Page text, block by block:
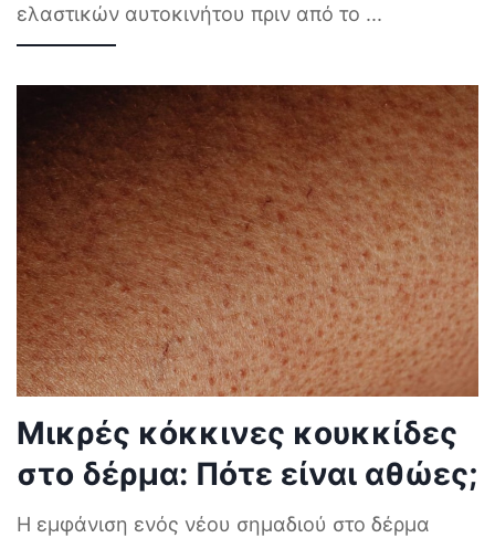
ελαστικών αυτοκινήτου πριν από το ...
Μικρές κόκκινες κουκκίδες
στο δέρμα: Πότε είναι αθώες;
Η εμφάνιση ενός νέου σημαδιού στο δέρμα